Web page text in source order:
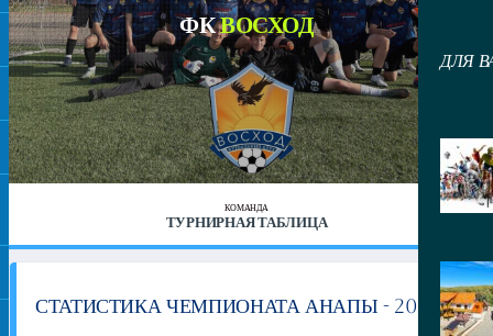
ДЛЯ
ФКВОСХОД
КОМАНДА
ТУРНИРНАЯ ТАБЛИЦА
СТАТИСТИКА ЧЕМПИОНАТА АНАПЫ - 2025